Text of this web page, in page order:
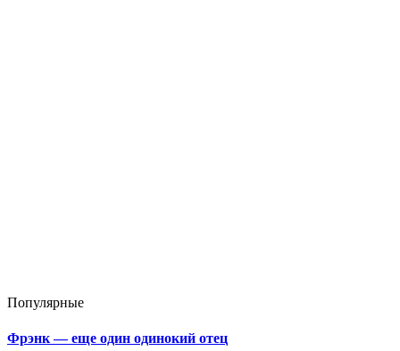
Популярные
Фрэнк — еще один одинокий отец